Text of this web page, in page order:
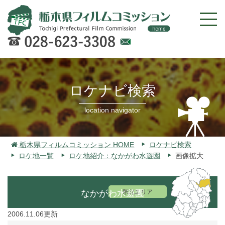
での
お問
い合
わせ
ロケナビ検索
location navigator
栃木県フィルムコミッション HOME
ロケナビ検索
ロケ地一覧
ロケ地紹介：なかがわ水遊園 画像拡大
なかがわ水遊園
県北エリア
2006.11.06更新